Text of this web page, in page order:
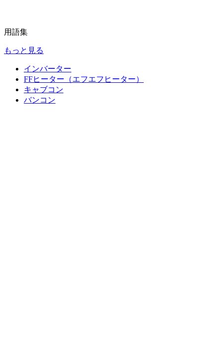
用語集
もっと見る
インバーター
FFヒーター（エフエフヒーター）
キャブコン
バンコン